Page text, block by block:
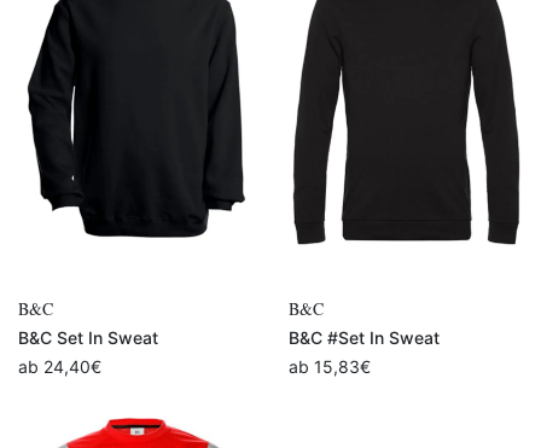
B&C
B&C Set In Sweat
ab 24,40€
B&C
B&C #Set In Sweat
ab 15,83€